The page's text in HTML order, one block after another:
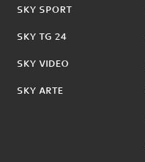
SKY SPORT
SKY TG 24
SKY VIDEO
SKY ARTE